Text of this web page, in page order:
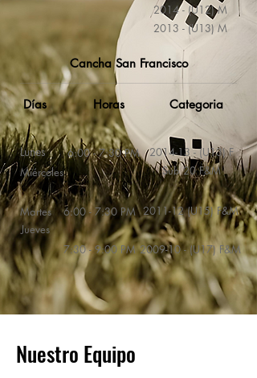
2014 - (U12) M
2013 - (U13) M
Cancha San Francisco
Días Horas Categoria
Lunes
6:00 - 7:30 PM
Miércoles
2014-13 - (U13) F
Sub 20 F&M
Martes
Jueves
6:00 - 7:30 PM 2011-12 (U15) F&M
7:30 - 9:00 PM 2009-10 - (U17) F&M
Nuestro Equipo